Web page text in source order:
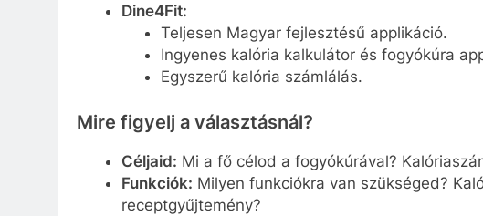
Dine4Fit:
Teljesen Magyar fejlesztésű applikáció.
Ingyenes kalória kalkulátor és fogyókúra
Egyszerű kalória számlálás.
Mire figyelj a választásnál?
Céljaid: Mi a fő célod a fogyókúrával?
Funkciók: Milyen funkciókra van szükséged?
receptgyűjtemény?